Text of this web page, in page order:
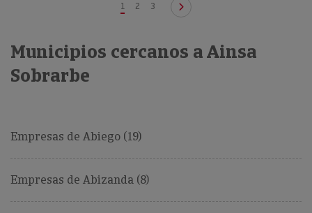
1 2 3
Municipios cercanos a Ainsa
Sobrarbe
Empresas de Abiego (19)
Empresas de Abizanda (8)